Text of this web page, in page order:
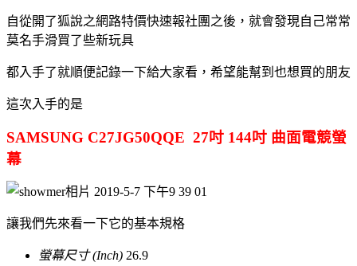
自從開了狐說之網路特價快速報社團之後，就會發現自己常常
莫名手滑買了些新玩具
都入手了就順便記錄一下給大家看，希望能幫到也想買的朋友
這次入手的是
SAMSUNG C27JG50QQE 27吋 144吋 曲面電競螢
幕
讓我們先來看一下它的基本規格
螢幕尺寸 (Inch) 26.9